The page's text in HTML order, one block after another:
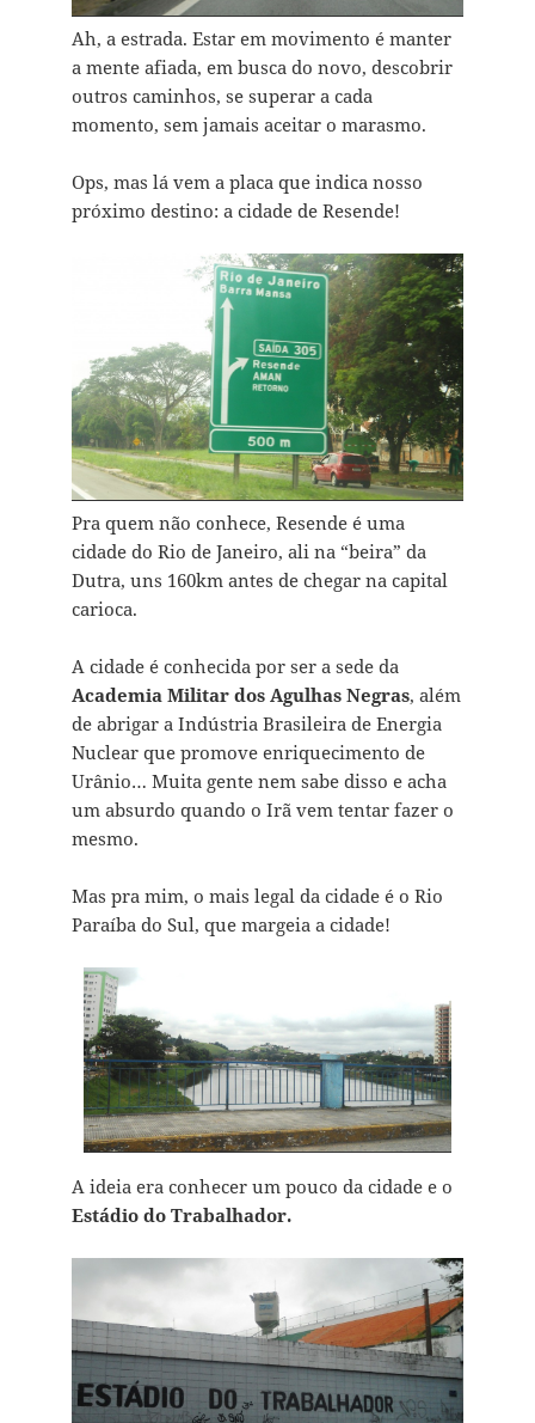
Ah, a estrada. Estar em movimento é manter
a mente afiada, em busca do novo, descobrir
outros caminhos, se superar a cada
momento, sem jamais aceitar o marasmo.
Ops, mas lá vem a placa que indica nosso
próximo destino: a cidade de Resende!
Pra quem não conhece, Resende é uma
cidade do Rio de Janeiro, ali na “beira” da
Dutra, uns 160km antes de chegar na capital
carioca.
A cidade é conhecida por ser a sede da
Academia Militar dos Agulhas Negras, além
de abrigar a Indústria Brasileira de Energia
Nuclear que promove enriquecimento de
Urânio… Muita gente nem sabe disso e acha
um absurdo quando o Irã vem tentar fazer o
mesmo.
Mas pra mim, o mais legal da cidade é o Rio
Paraíba do Sul, que margeia a cidade!
A ideia era conhecer um pouco da cidade e o
Estádio do Trabalhador.